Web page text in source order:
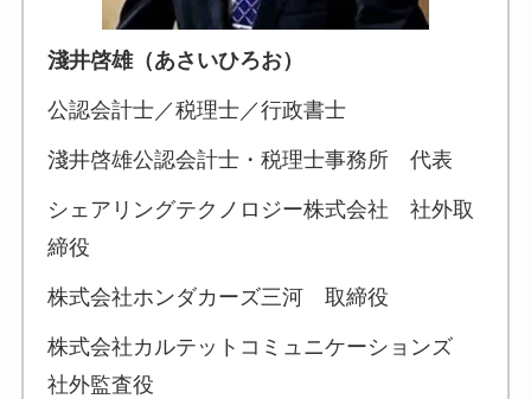
淺井啓雄（あさいひろお）
公認会計士／税理士／行政書士
淺井啓雄公認会計士・税理士事務所 代表
シェアリングテクノロジー株式会社 社外取
締役
株式会社ホンダカーズ三河 取締役
株式会社カルテットコミュニケーションズ
社外監査役